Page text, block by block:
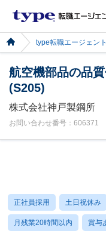
type転職エージェン
航空機部品の品
(S205)
株式会社神戸製鋼所
お問い合わせ番号：606371
正社員採用 土日祝休み
月残業20時間以内 賞与